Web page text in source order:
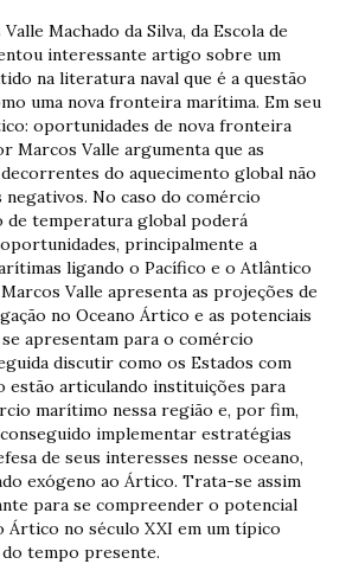
Machado da Silva, da Escola de
interessante artigo sobre um
na literatura naval que é a questão
uma nova fronteira marítima. Em seu
oportunidades de nova fronteira
Marcos Valle argumenta que as
do aquecimento global não
No caso do comércio
de temperatura global poderá
principalmente a
ligando o Pacífico e o Atlântico
Valle apresenta as projeções de
no Oceano Ártico e as potenciais
apresentam para o comércio
discutir como os Estados com
articulando instituições para
marítimo nessa região e, por fim,
implementar estratégias
de seus interesses nesse oceano,
exógeno ao Ártico. Trata-se assim
para se compreender o potencial
Ártico no século XXI em um típico
tempo presente.